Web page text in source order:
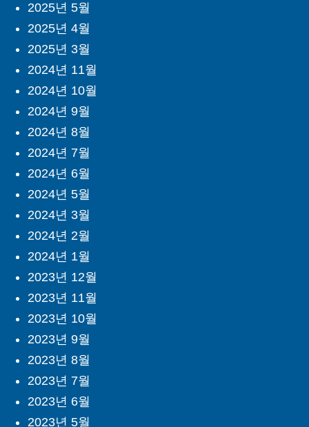
2025년 5월
2025년 4월
2025년 3월
2024년 11월
2024년 10월
2024년 9월
2024년 8월
2024년 7월
2024년 6월
2024년 5월
2024년 3월
2024년 2월
2024년 1월
2023년 12월
2023년 11월
2023년 10월
2023년 9월
2023년 8월
2023년 7월
2023년 6월
2023년 5월